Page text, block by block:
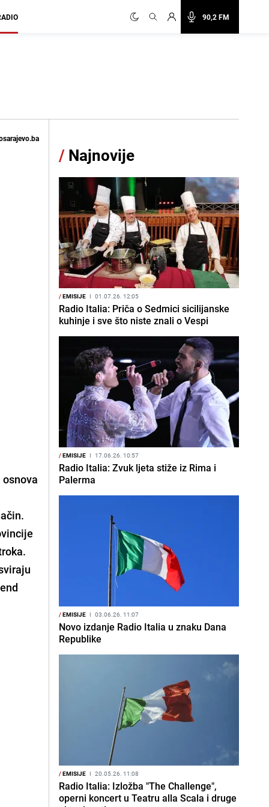
90,2 FM
/ Najnovije
/EMISIJE I 01.07.26. 12:05
Radio Italia: Priča o Sedmici sicilijanske
kuhinje i sve što niste znali o Vespi
/EMISIJE I 17.06.26. 10:57
Radio Italia: Zvuk ljeta stiže iz Rima i
Palerma
/EMISIJE I 03.06.26. 11:07
Novo izdanje Radio Italia u znaku Dana
Republike
/EMISIJE I 20.05.26. 11:08
Radio Italia: Izložba "The Challenge",
operni koncert u Teatru alla Scala i druge